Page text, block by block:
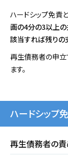
ハードシップ免責
画の4分の3以上
該当すれば残り
再生債務者の申立
ます。
ハードシップ
再生債務者の責